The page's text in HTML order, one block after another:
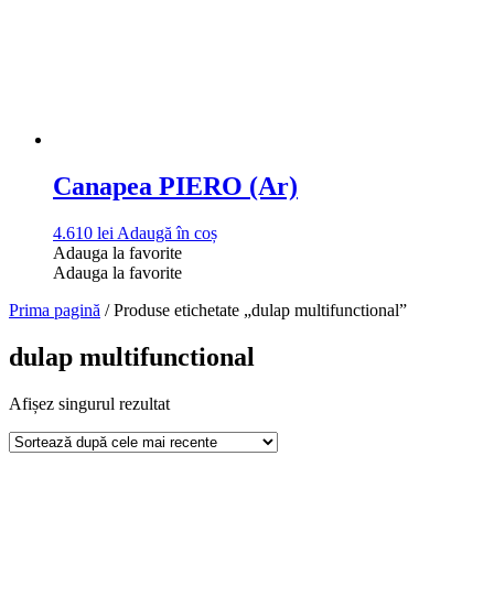
Canapea PIERO (Ar)
4.610 lei Adaugă în coș
Adauga la favorite
Adauga la favorite
Prima pagină / Produse etichetate „dulap multifunctional”
dulap multifunctional
Afișez singurul rezultat